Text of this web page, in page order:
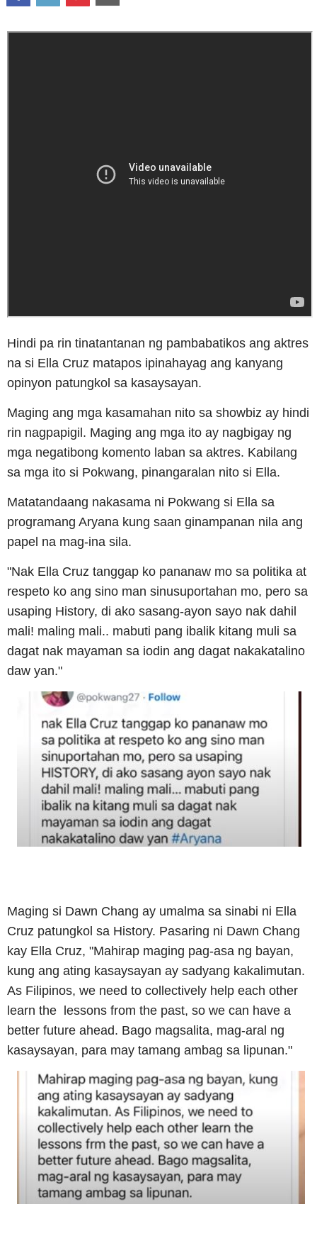
Hindi pa rin tinatantanan ng pambabatikos ang aktres
na si Ella Cruz matapos ipinahayag ang kanyang
opinyon patungkol sa kasaysayan.
Maging ang mga kasamahan nito sa showbiz ay hindi
rin nagpapigil. Maging ang mga ito ay nagbigay ng
mga negatibong komento laban sa aktres. Kabilang
sa mga ito si Pokwang, pinangaralan nito si Ella.
Matatandaang nakasama ni Pokwang si Ella sa
programang Aryana kung saan ginampanan nila ang
papel na mag-ina sila.
"Nak Ella Cruz tanggap ko pananaw mo sa politika at
respeto ko ang sino man sinusuportahan mo, pero sa
usaping History, di ako sasang-ayon sayo nak dahil
mali! maling mali.. mabuti pang ibalik kitang muli sa
dagat nak mayaman sa iodin ang dagat nakakatalino
daw yan."
Maging si Dawn Chang ay umalma sa sinabi ni Ella
Cruz patungkol sa History. Pasaring ni Dawn Chang
kay Ella Cruz, "Mahirap maging pag-asa ng bayan,
kung ang ating kasaysayan ay sadyang kakalimutan.
As Filipinos, we need to collectively help each other
learn the lessons from the past, so we can have a
better future ahead. Bago magsalita, mag-aral ng
kasaysayan, para may tamang ambag sa lipunan."